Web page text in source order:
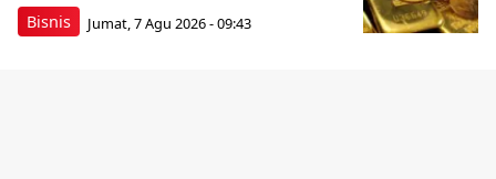
Bisnis Jumat, 7 Agu 2026 - 09:43